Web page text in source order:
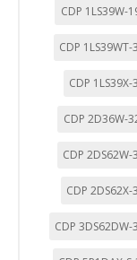
CDP 1LS39W-
CDP
CDP
CDP 2D36W-
CDP
CDP
CDP
Cookies
funcione y no
sobre estas